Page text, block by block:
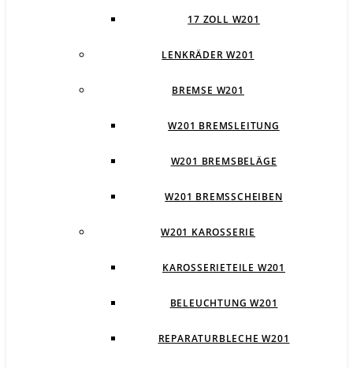
17 ZOLL W201
LENKRÄDER W201
BREMSE W201
W201 BREMSLEITUNG
W201 BREMSBELÄGE
W201 BREMSSCHEIBEN
W201 KAROSSERIE
KAROSSERIETEILE W201
BELEUCHTUNG W201
REPARATURBLECHE W201